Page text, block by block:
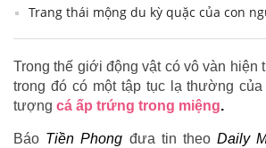
Trang thái mộng du kỳ quặc của con
Trong thế giới động vật có vô vàn hiện
trong đó có một tập tục lạ thường
tượng cá ấp trứng trong miệng.
Báo Tiền Phong đưa tin theoDaily